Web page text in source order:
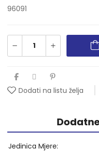
96091
Dodati na listu želja
Jedinica Mjere